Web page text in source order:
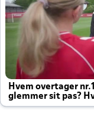
Hvem overtager
glemmer sit pas?
altid til efter